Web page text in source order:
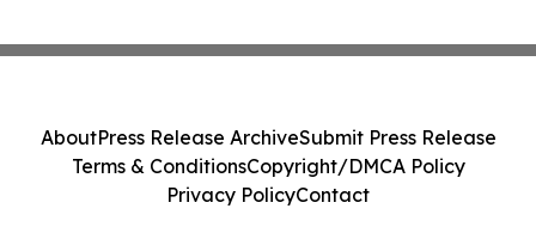
AboutPress Release ArchiveSubmit Press Release
Terms & ConditionsCopyright/DMCA Policy
Privacy PolicyContact